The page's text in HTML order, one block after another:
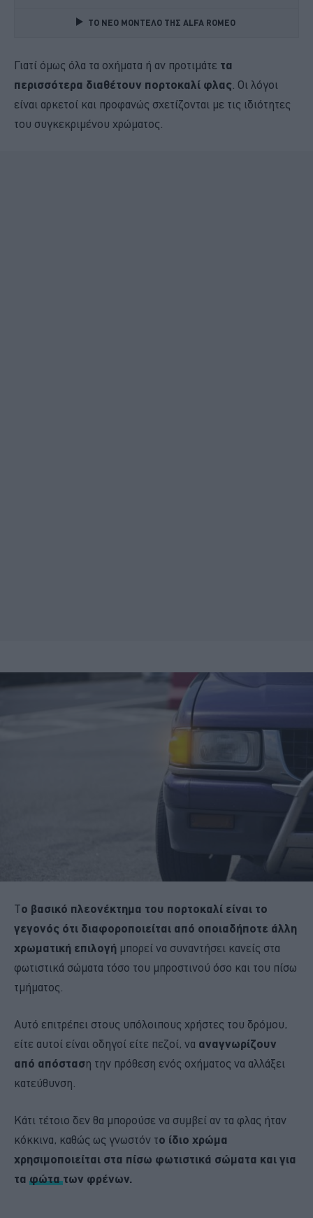
TO NEO MONTΕΛΟ ΤΗΣ ALFA ROMEO
Γιατί όμως όλα τα οχήματα ή αν προτιμάτε τα
περισσότερα διαθέτουν πορτοκαλί φλας . Οι λόγοι
είναι αρκετοί και προφανώς σχετίζονται με τις ιδιότητες
του συγκεκριμένου χρώματος.
Το βασικό πλεονέκτημα του πορτοκαλί είναι το
γεγονός ότι διαφοροποιείται από οποιαδήποτε άλλη
χρωματική επιλογή μπορεί να συναντήσει κανείς στα
φωτιστικά σώματα τόσο του μπροστινού όσο και του πίσω
τμήματος.
Αυτό επιτρέπει στους υπόλοιπους χρήστες του δρόμου,
είτε αυτοί είναι οδηγοί είτε πεζοί, να αναγνωρίζουν
από απόσταση την πρόθεση ενός οχήματος να αλλάξει
κατεύθυνση.
Κάτι τέτοιο δεν θα μπορούσε να συμβεί αν τα φλας ήταν
κόκκινα, καθώς ως γνωστόν το ίδιο χρώμα
χρησιμοποιείται στα πίσω φωτιστικά σώματα και για
τα φώτατων φρένων.